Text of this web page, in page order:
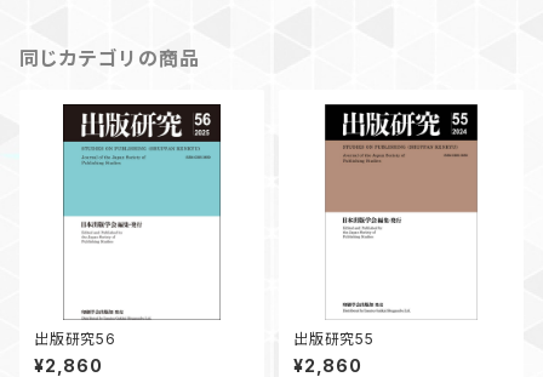
同じカテゴリの商品
出版研究56
¥2,860
出版研究55
¥2,860